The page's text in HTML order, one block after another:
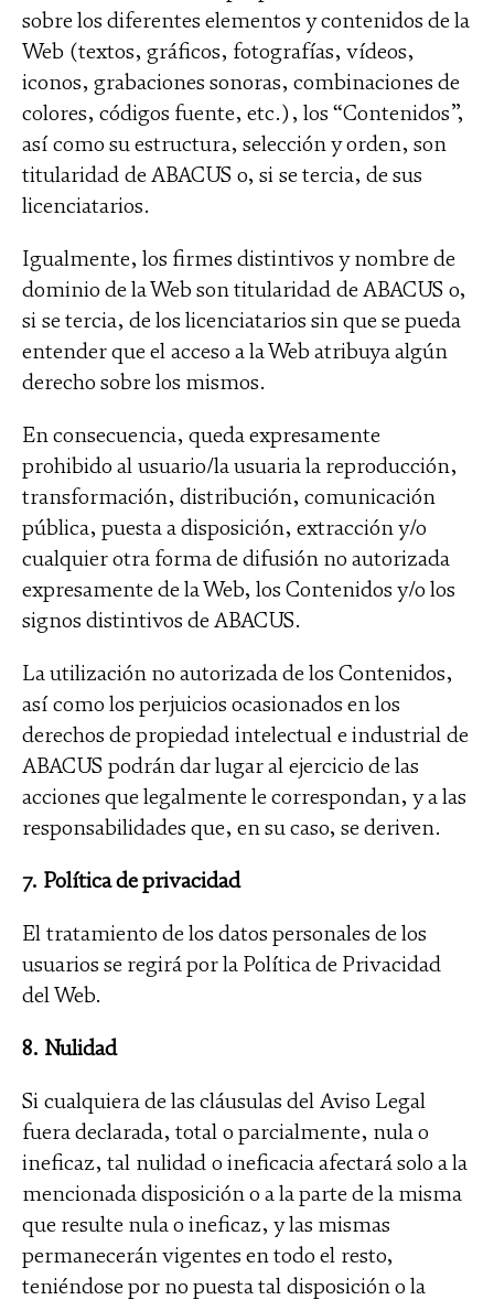
sobre los diferentes elementos y contenidos de la
Web (textos, gráficos, fotografías, vídeos,
iconos, grabaciones sonoras, combinaciones de
colores, códigos fuente, etc.), los “Contenidos”,
así como su estructura, selección y orden, son
titularidad de ABACUS o, si se tercia, de sus
licenciatarios.
Igualmente, los firmes distintivos y nombre de
dominio de la Web son titularidad de ABACUS o,
si se tercia, de los licenciatarios sin que se pueda
entender que el acceso a la Web atribuya algún
derecho sobre los mismos.
En consecuencia, queda expresamente
prohibido al usuario/la usuaria la reproducción,
transformación, distribución, comunicación
pública, puesta a disposición, extracción y/o
cualquier otra forma de difusión no autorizada
expresamente de la Web, los Contenidos y/o los
signos distintivos de ABACUS.
La utilización no autorizada de los Contenidos,
así como los perjuicios ocasionados en los
derechos de propiedad intelectual e industrial de
ABACUS podrán dar lugar al ejercicio de las
acciones que legalmente le correspondan, y a las
responsabilidades que, en su caso, se deriven.
7. Política de privacidad
El tratamiento de los datos personales de los
usuarios se regirá por la Política de Privacidad
del Web.
8. Nulidad
Si cualquiera de las cláusulas del Aviso Legal
fuera declarada, total o parcialmente, nula o
ineficaz, tal nulidad o ineficacia afectará solo a la
mencionada disposición o a la parte de la misma
que resulte nula o ineficaz, y las mismas
permanecerán vigentes en todo el resto,
teniéndose por no puesta tal disposición o la